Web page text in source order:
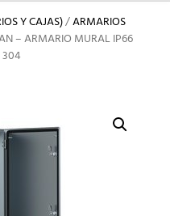
Y CAJAS)/ARMARIOS
– ARMARIO MURAL IP66
304